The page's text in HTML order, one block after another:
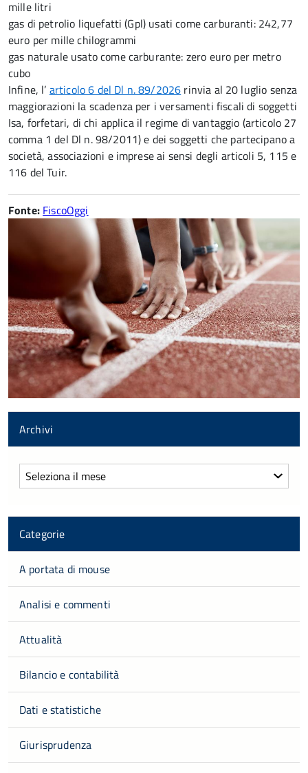
mille litri
gas di petrolio liquefatti (Gpl) usati come carburanti: 242,77
euro per mille chilogrammi
gas naturale usato come carburante: zero euro per metro
cubo
Infine, l’ articolo 6 del Dl n. 89/2026 rinvia al 20 luglio senza
maggiorazioni la scadenza per i versamenti fiscali di soggetti
Isa, forfetari, di chi applica il regime di vantaggio (articolo 27
comma 1 del Dl n. 98/2011) e dei soggetti che partecipano a
società, associazioni e imprese ai sensi degli articoli 5, 115 e
116 del Tuir.
Fonte: FiscoOggi
Archivi
Archivi
Categorie
A portata di mouse
Analisi e commenti
Attualità
Bilancio e contabilità
Dati e statistiche
Giurisprudenza